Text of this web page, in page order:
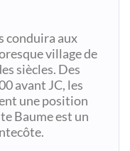
conduira aux
village de
siècles. Des
avant JC, les
une position
Baume est un